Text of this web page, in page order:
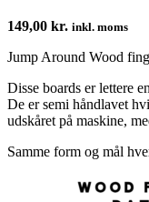
149,00 kr. inkl. moms
Jump Around Wood
Disse boards er lettere
De er semi håndlavet
udskåret på maskine,
Samme form og mål